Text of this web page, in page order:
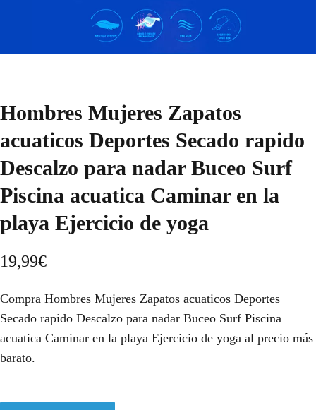
Hombres Mujeres Zapatos
acuaticos Deportes Secado rapido
Descalzo para nadar Buceo Surf
Piscina acuatica Caminar en la
playa Ejercicio de yoga
19,99€
Compra Hombres Mujeres Zapatos acuaticos Deportes
Secado rapido Descalzo para nadar Buceo Surf Piscina
acuatica Caminar en la playa Ejercicio de yoga al precio más
barato.